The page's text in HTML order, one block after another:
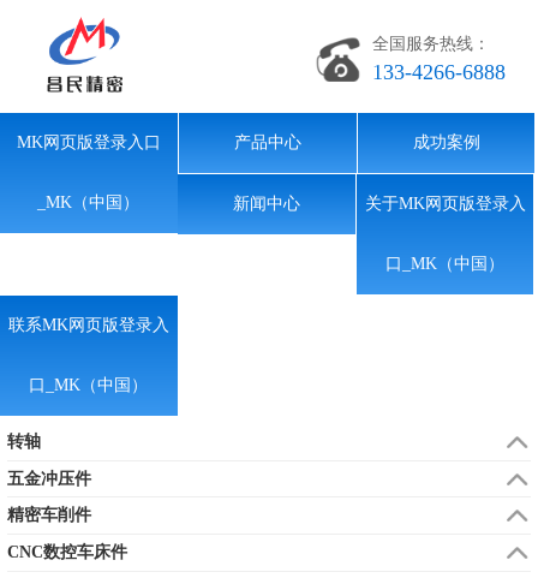
全国服务热线：
133-4266-6888
MK网页版登录入口
_MK（中国）
产品中心 成功案例
新闻中心 关于MK网页版登录入
口_MK（中国）
联系MK网页版登录入
口_MK（中国）
转轴
五金冲压件
精密车削件
CNC数控车床件